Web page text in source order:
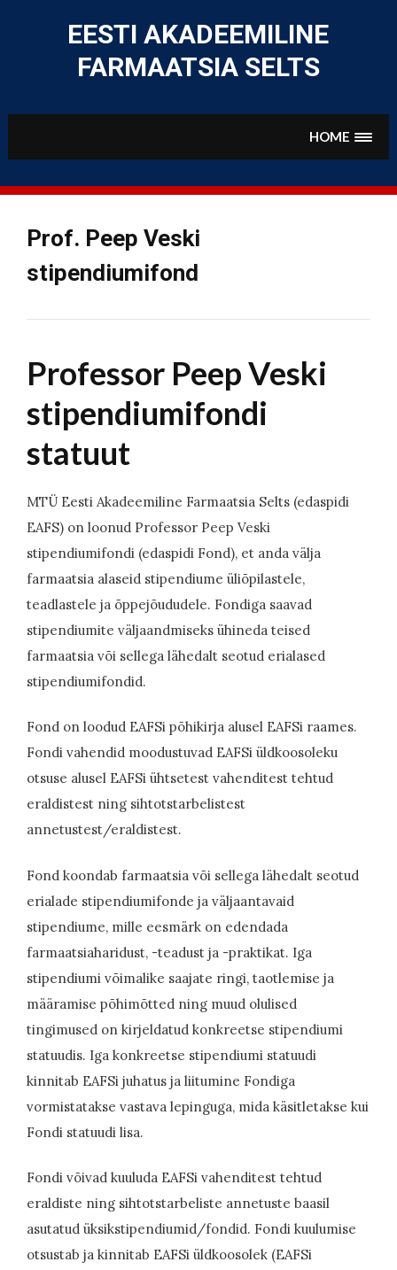
content
EESTI AKADEEMILINE
FARMAATSIA SELTS
HOME
Prof. Peep Veski
stipendiumifond
Professor Peep Veski
stipendiumifondi
statuut
MTÜ Eesti Akadeemiline Farmaatsia Selts (edaspidi
EAFS) on loonud Professor Peep Veski
stipendiumifondi (edaspidi Fond), et anda välja
farmaatsia alaseid stipendiume üliõpilastele,
teadlastele ja õppejõududele. Fondiga saavad
stipendiumite väljaandmiseks ühineda teised
farmaatsia või sellega lähedalt seotud erialased
stipendiumifondid.
Fond on loodud EAFSi põhikirja alusel EAFSi raames.
Fondi vahendid moodustuvad EAFSi üldkoosoleku
otsuse alusel EAFSi ühtsetest vahenditest tehtud
eraldistest ning sihtotstarbelistest
annetustest/eraldistest.
Fond koondab farmaatsia või sellega lähedalt seotud
erialade stipendiumifonde ja väljaantavaid
stipendiume, mille eesmärk on edendada
farmaatsiaharidust, -teadust ja -praktikat. Iga
stipendiumi võimalike saajate ringi, taotlemise ja
määramise põhimõtted ning muud olulised
tingimused on kirjeldatud konkreetse stipendiumi
statuudis. Iga konkreetse stipendiumi statuudi
kinnitab EAFSi juhatus ja liitumine Fondiga
vormistatakse vastava lepinguga, mida käsitletakse kui
Fondi statuudi lisa.
Fondi võivad kuuluda EAFSi vahenditest tehtud
eraldiste ning sihtotstarbeliste annetuste baasil
asutatud üksikstipendiumid/fondid. Fondi kuulumise
otsustab ja kinnitab EAFSi üldkoosolek (EAFSi